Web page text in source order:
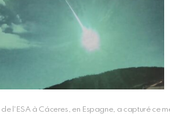
l'ESA à Cáceres, en Espagne, a capturé ce